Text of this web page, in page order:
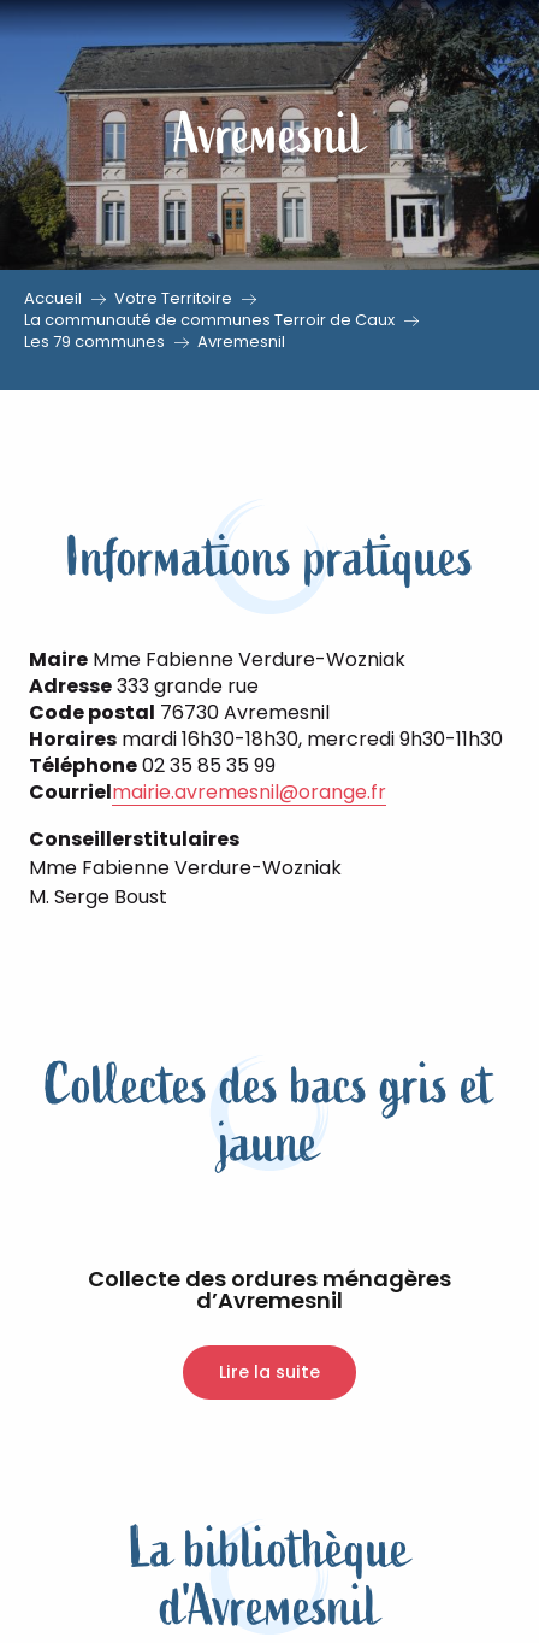
contenu
principal
Avremesnil
Accueil
Votre Territoire
La communauté de communes Terroir de Caux
Les 79 communes
Avremesnil
Informations pratiques
Maire Mme Fabienne Verdure-Wozniak
Adresse333 grande rue
Code postal 76730 Avremesnil
Horaires mardi 16h30-18h30, mercredi 9h30-11h30
Téléphone02 35 85 35 99
Courrielmairie.avremesnil@orange.fr
Conseillerstitulaires
Mme Fabienne Verdure-Wozniak
M. Serge Boust
Collectes des bacs gris et
jaune
Collecte des ordures ménagères
d’Avremesnil
Lire la suite
La bibliothèque
d'Avremesnil